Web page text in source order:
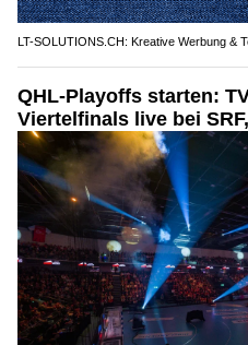
LT-SOLUTIONS.CH: Kreative Werbung &
QHL-Playoffs starten:
Viertelfinals live bei